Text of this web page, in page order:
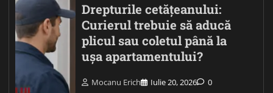
Drepturile cetățeanului:
Curierul trebuie să aducă
plicul sau coletul până la
ușa apartamentului?
Mocanu Erich Iulie 20, 2026 0